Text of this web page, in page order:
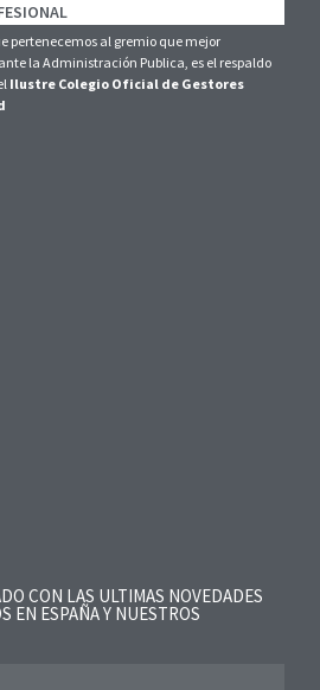
pertenecemos al gremio que mejor
la Administración Publica, es el respaldo
Ilustre Colegio Oficial de Gestores
CON LAS ULTIMAS NOVEDADES
EN ESPAÑA Y NUESTROS